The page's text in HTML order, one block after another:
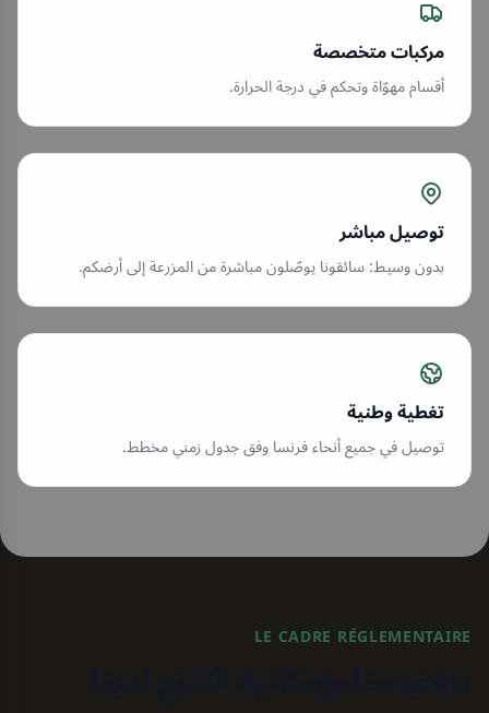
مركبات متخصصة
أقسام مهوّاة وتحكم في درجة الحرارة.
توصيل مباشر
بدون وسيط: سائقونا يوصّلون مباشرة من المزرعة إلى أرضكم.
تغطية وطنية
توصيل في جميع أنحاء فرنسا وفق جدول زمني مخطط.
LE CADRE RÉGLEMENTAIRE